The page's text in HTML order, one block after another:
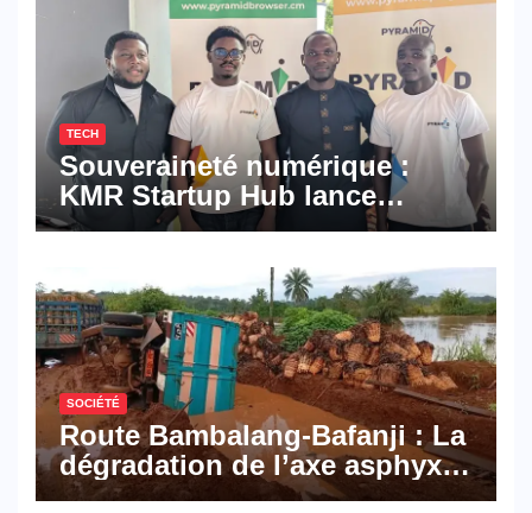
TECH
Souveraineté numérique :
KMR Startup Hub lance
Pyramid Browser et Pyramid
numériques made in
Cameroon
SOCIÉTÉ
Route Bambalang-Bafanji : La
dégradation de l’axe asphyxie
les activités économiques